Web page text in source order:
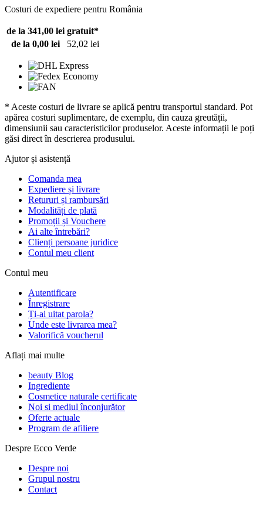
Costuri de expediere pentru România
de la 341,00 lei gratuit*
de la 0,00 lei
52,02 lei
* Aceste costuri de livrare se aplică pentru transportul standard. Pot
apărea costuri suplimentare, de exemplu, din cauza greutății,
dimensiunii sau caracteristicilor produselor. Aceste informații le poți
găsi direct în descrierea produsului.
Ajutor și asistență
Comanda mea
Expediere și livrare
Retururi și rambursări
Modalități de plată
Promoții și Vouchere
Ai alte întrebări?
Clienți persoane juridice
Contul meu client
Contul meu
Autentificare
Înregistrare
Ți-ai uitat parola?
Unde este livrarea mea?
Valorifică voucherul
Aflați mai multe
beauty Blog
Ingrediente
Cosmetice naturale certificate
Noi si mediul înconjurător
Oferte actuale
Program de afiliere
Despre Ecco Verde
Despre noi
Grupul nostru
Contact